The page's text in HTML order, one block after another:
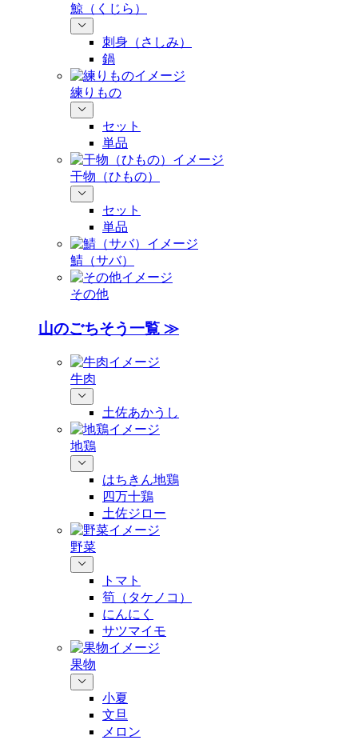
鯨（くじら）
刺身（さしみ）
鍋
練りもの
セット
単品
干物（ひもの）
セット
単品
鯖（サバ）
その他
山のごちそう一覧 ≫
牛肉
土佐あかうし
地鶏
はちきん地鶏
四万十鶏
土佐ジロー
野菜
トマト
筍（タケノコ）
にんにく
サツマイモ
果物
小夏
文旦
メロン